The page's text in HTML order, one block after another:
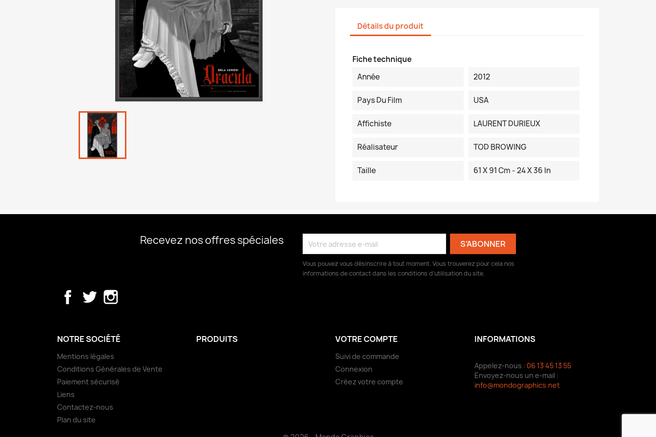
Détails du produit
Fiche technique
Année
2012
Pays Du Film USA
Affichiste LAURENT DURIEUX
Réalisateur TOD BROWING
Taille 61 X 91 Cm - 24 X 36 In
Recevez nos offres spéciales
Vous pouvez vous désinscrire à tout moment. Vous trouverez pour cela nos
informations de contact dans les conditions d'utilisation du site.
Facebook
Twitter
NOTRE SOCIÉTÉ
Mentions légales
Conditions Générales de Vente
Paiement sécurisé
Liens
Contactez-nous
Plan du site
PRODUITS VOTRE COMPTE
Suivi de commande
Connexion
Créez votre compte
INFORMATIONS
Appelez-nous : 06 13 45 13 55
Envoyez-nous un e-mail :
info@mondographics.net